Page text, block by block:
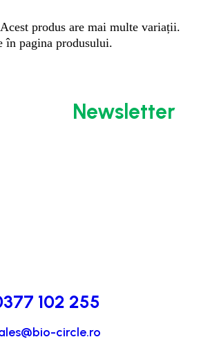
Acest produs are mai multe variații.
în pagina produsului.
Newsletter
102 255
circle.ro